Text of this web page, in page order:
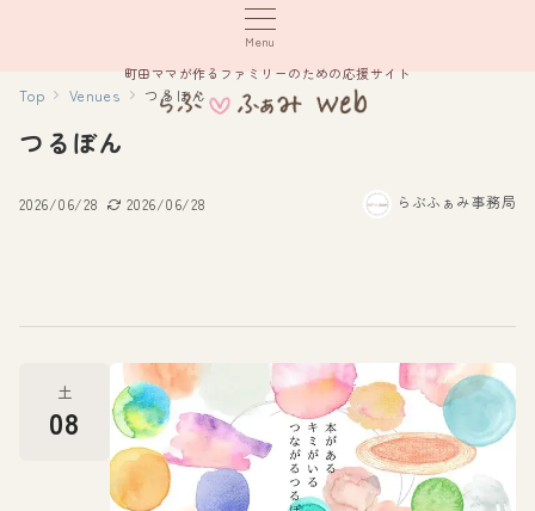
Menu
町田ママが作るファミリーのための応援サイト
Top Venues つるぼん
つるぼん
2026/06/28 2026/06/28 らぶふぁみ事務局
土
08